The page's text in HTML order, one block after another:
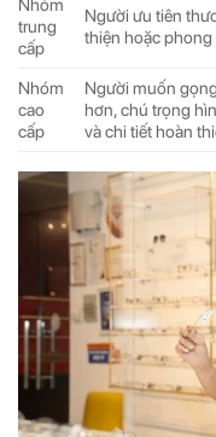
Nhóm
trung
cấp
Người ưu tiên
thiện hoặc phong
Nhóm
cao
cấp
Người muốn
hơn, chú trọng
và chi tiết hoàn